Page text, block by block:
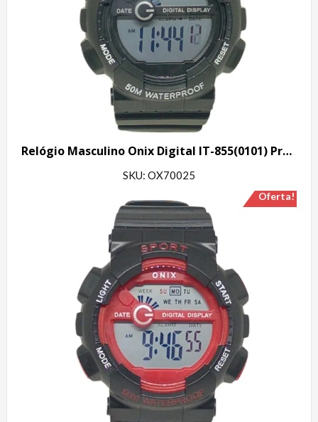
Relógio Masculino Onix Digital IT-855(0101) Preto
SKU: OX70025
Oferta!